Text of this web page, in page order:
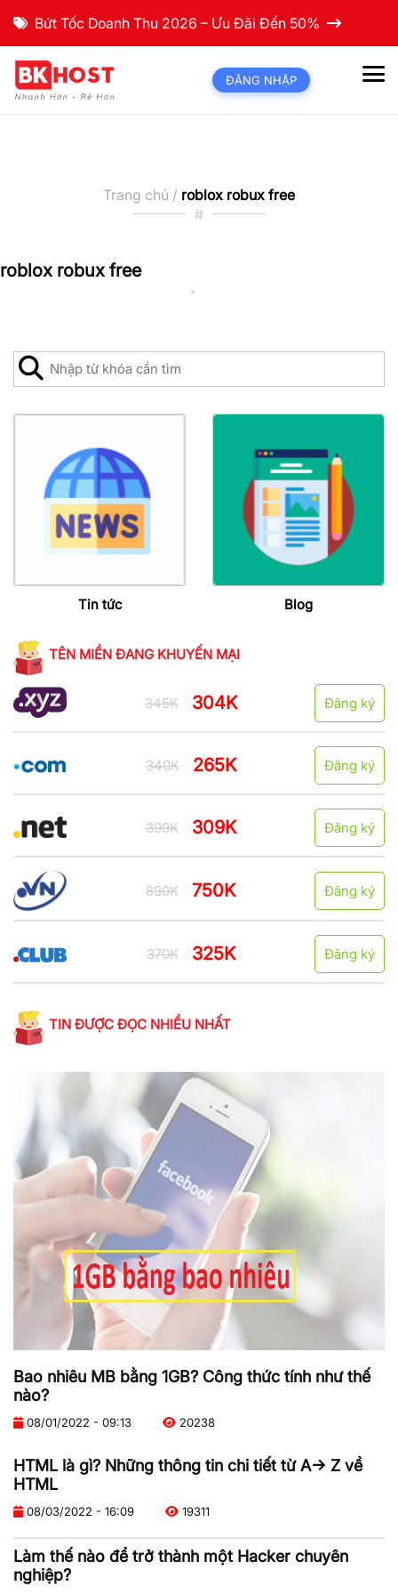
Bứt Tốc Doanh Thu 2026 – Ưu Đãi Đến 50%
ĐĂNG NHẬP
Trang chủ / roblox robux free
#
roblox robux free
Tin tức Blog
TÊN MIỀN ĐANG KHUYẾN MẠI
345K 304K Đăng ký
340K 265K Đăng ký
399K 309K Đăng ký
890K 750K Đăng ký
370K 325K Đăng ký
TIN ĐƯỢC ĐỌC NHIỀU NHẤT
Bao nhiêu MB bằng 1GB? Công thức tính như thế
nào?
08/01/2022 - 09:13 20238
HTML là gì? Những thông tin chi tiết từ A-> Z về
HTML
08/03/2022 - 16:09 19311
Làm thế nào để trở thành một Hacker chuyên
nghiệp?